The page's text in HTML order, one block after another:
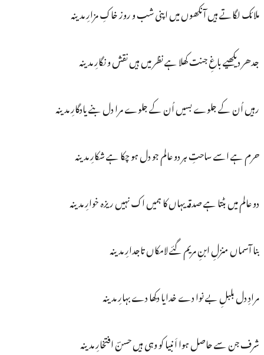
ملائک لگاتے ہیں آنکھوں میں اپنی شب و روز خاکِ مزارِ مدینہ
جدھر دیکھیے باغِ جنت کھلا ہے نظر میں ہیں نقش و نگارِ مدینہ
رہیں اُن کے جلوے بسیں اُن کے جلوے مرا دل بنے یادگارِ مدینہ
حرم ہے اسے ساحتِ ہر دو عالم جو دل ہو چکا ہے شکارِ مدینہ
دو عالم میں بٹتا ہے صدقہ یہاں کا ہمیں اک نہیں ریزہ خوارِ مدینہ
بنا آسماں منزلِ ابنِ مریم گئے لامکاں تاجدارِ مدینہ
مرادِ دل بلبلِ بے نوا دے خدایا دکھا دے بہارِ مدینہ
شرف جن سے حاصل ہوا اَنبیا کو وہی ہیں حسنؔ افتخارِ مدینہ